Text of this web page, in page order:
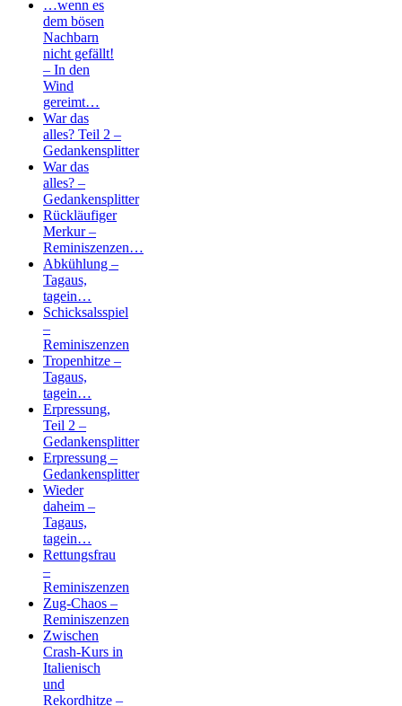
…wenn es
dem bösen
Nachbarn
nicht gefällt!
– In den
Wind
gereimt…
War das
alles? Teil 2 –
Gedankensplitter
War das
alles? –
Gedankensplitter
Rückläufiger
Merkur –
Reminiszenzen…
Abkühlung –
Tagaus,
tagein…
Schicksalsspiel
–
Reminiszenzen
Tropenhitze –
Tagaus,
tagein…
Erpressung,
Teil 2 –
Gedankensplitter
Erpressung –
Gedankensplitter
Wieder
daheim –
Tagaus,
tagein…
Rettungsfrau
–
Reminiszenzen
Zug-Chaos –
Reminiszenzen
Zwischen
Crash-Kurs in
Italienisch
und
Rekordhitze –